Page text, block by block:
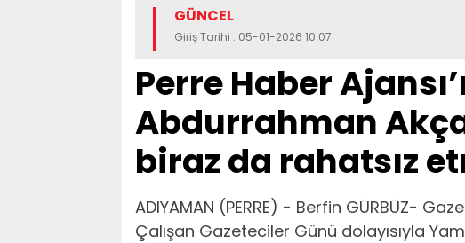
GÜNCEL
Giriş Tarihi : 05-01-2026 10:07
Perre Haber
Abdurrahman
biraz da rahatsız
ADIYAMAN (PERRE) - Berfin GÜRBÜZ-
Çalışan Gazeteciler Günü dolayısıyla